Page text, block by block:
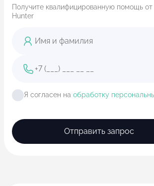
Получите квалифицированную помощь
Hunter
Я согласен на обработку
Отправить запрос